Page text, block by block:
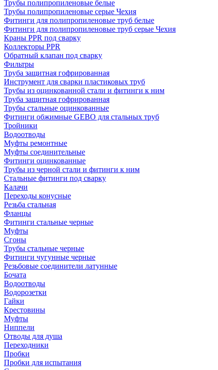
Трубы полипропиленовые белые
Трубы полипропиленовые серые Чехия
Фитинги для полипропиленовые труб белые
Фитинги для полипропиленовые труб серые Чехия
Краны PPR под сварку
Коллекторы PPR
Обратный клапан под сварку
Фильтры
Труба защитная гофрированная
Инструмент для сварки пластиковых труб
Трубы из оцинкованной стали и фитинги к ним
Труба защитная гофрированная
Трубы стальные оцинкованные
Фитинги обжимные GEBO для стальных труб
Тройники
Водоотводы
Муфты ремонтные
Муфты соединительные
Фитинги оцинкованные
Трубы из черной стали и фитинги к ним
Стальные фитинги под сварку
Калачи
Переходы конусные
Резьба стальная
Фланцы
Фитинги стальные черные
Муфты
Сгоны
Трубы стальные черные
Фитинги чугунные черные
Резьбовые соединители латунные
Бочата
Водоотводы
Водорозетки
Гайки
Крестовины
Муфты
Ниппели
Отводы для душа
Переходники
Пробки
Пробки для испытания